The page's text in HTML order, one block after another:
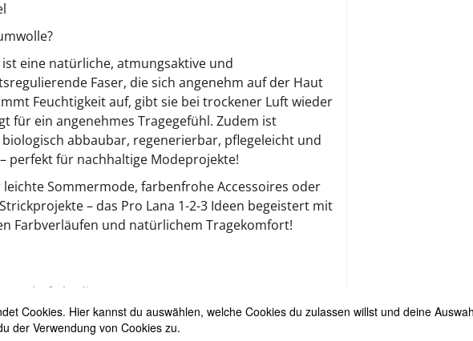
eine natürliche, atmungsaktive und
Faser, die sich angenehm auf der Haut
Feuchtigkeit auf, gibt sie bei trockener Luft wieder
für ein angenehmes Tragegefühl. Zudem ist
abbaubar, regenerierbar, pflegeleicht und
perfekt für nachhaltige Modeprojekte!
leichte Sommermode, farbenfrohe Accessoires oder
– das Pro Lana 1-2-3 Ideen begeistert mit
Farbverläufen und natürlichem Tragekomfort!
Geschäftsbedingungen
Cookies. Hier kannst du auswählen, welche Cookies du zulassen willst und deine
der Verwendung von Cookies zu.